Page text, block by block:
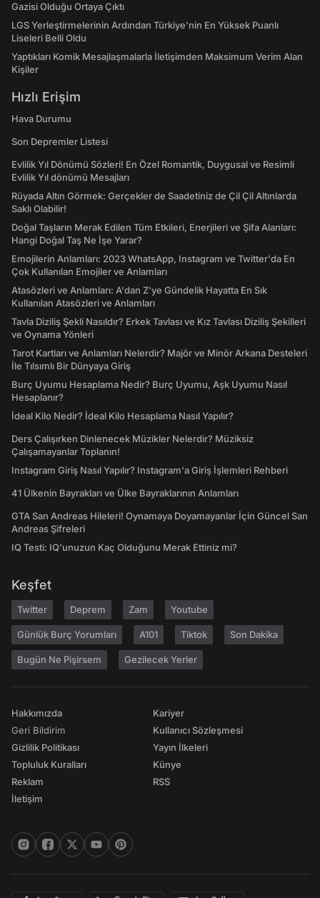
Gazisi Olduğu Ortaya Çıktı
LGS Yerleştirmelerinin Ardından Türkiye'nin En Yüksek Puanlı
Liseleri Belli Oldu
Yaptıkları Komik Mesajlaşmalarla İletişimden Maksimum Verim Alan
Kişiler
Hızlı Erişim
Hava Durumu
Son Depremler Listesi
Evlilik Yıl Dönümü Sözleri! En Özel Romantik, Duygusal ve Resimli
Evlilik Yıl dönümü Mesajları
Rüyada Altın Görmek: Gerçekler de Saadetiniz de Çil Çil Altınlarda
Saklı Olabilir!
Doğal Taşların Merak Edilen Tüm Etkileri, Enerjileri ve Şifa Alanları:
Hangi Doğal Taş Ne İşe Yarar?
Emojilerin Anlamları: 2023 WhatsApp, Instagram ve Twitter'da En
Çok Kullanılan Emojiler ve Anlamları
Atasözleri ve Anlamları: A'dan Z'ye Gündelik Hayatta En Sık
Kullanılan Atasözleri ve Anlamları
Tavla Diziliş Şekli Nasıldır? Erkek Tavlası ve Kız Tavlası Diziliş Şekilleri
ve Oynama Yönleri
Tarot Kartları ve Anlamları Nelerdir? Majör ve Minör Arkana Desteleri
İle Tılsımlı Bir Dünyaya Giriş
Burç Uyumu Hesaplama Nedir? Burç Uyumu, Aşk Uyumu Nasıl
Hesaplanır?
İdeal Kilo Nedir? İdeal Kilo Hesaplama Nasıl Yapılır?
Ders Çalışırken Dinlenecek Müzikler Nelerdir? Müziksiz
Çalışamayanlar Toplanın!
Instagram Giriş Nasıl Yapılır? Instagram'a Giriş İşlemleri Rehberi
41 Ülkenin Bayrakları ve Ülke Bayraklarının Anlamları
GTA San Andreas Hileleri! Oynamaya Doyamayanlar İçin Güncel San
Andreas Şifreleri
IQ Testi: IQ'unuzun Kaç Olduğunu Merak Ettiniz mi?
Keşfet
Twitter Deprem Zam Youtube
Günlük Burç Yorumları A101 Tiktok Son Dakika
Bugün Ne Pişirsem Gezilecek Yerler
Hakkımızda
Geri Bildirim
Gizlilik Politikası
Topluluk Kuralları
Reklam
İletişim
Kariyer
Kullanıcı Sözleşmesi
Yayın İlkeleri
Künye
RSS